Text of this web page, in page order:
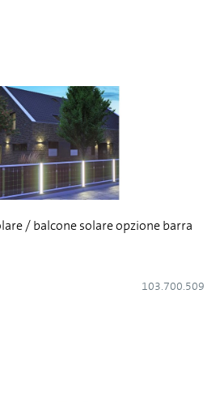
/ balcone solare opzione barra
103.700.509